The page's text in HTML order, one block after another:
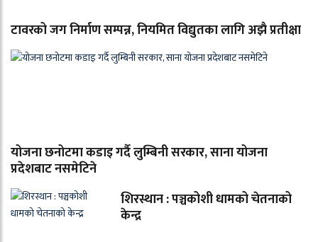
टावरको जग निर्माण सम्पन्न, नियमित विद्युतका लागि अझै प्रतीक्षा
योजना छनोटमा कडाइ गर्दै लुम्बिनी सरकार, साना योजना
प्रदेशबाट नसमेटिने
शिरस्थान : पञ्चकोशी धामको चेतनाको
केन्द्र